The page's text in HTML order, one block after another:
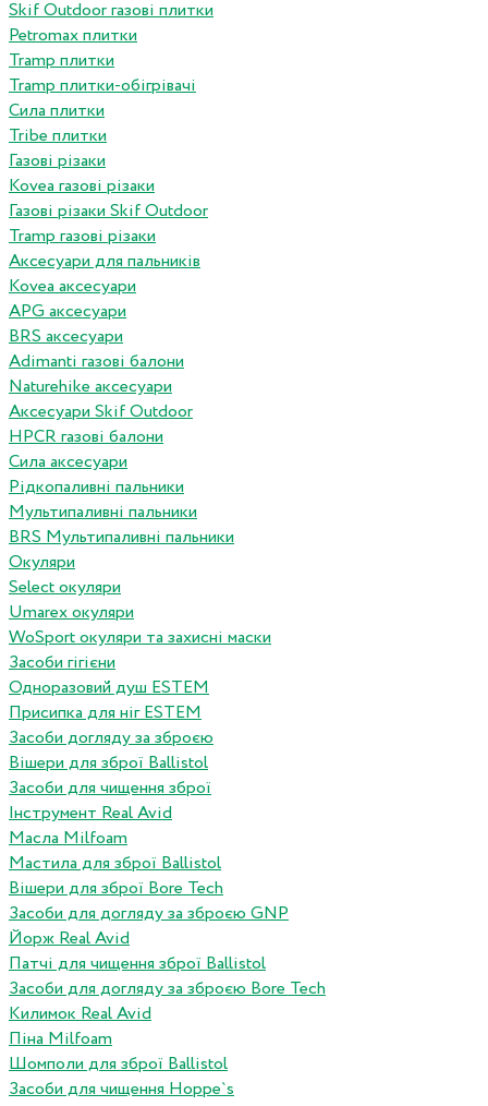
Skif Outdoor газові плитки
Petromax плитки
Tramp плитки
Tramp плитки-обігрівачі
Сила плитки
Tribe плитки
Газові різаки
Kovea газові різаки
Газові різаки Skif Outdoor
Tramp газові різаки
Аксесуари для пальників
Kovea аксесуари
APG аксесуари
BRS аксесуари
Adimanti газові балони
Naturehike аксесуари
Аксесуари Skif Outdoor
HPCR газові балони
Сила аксесуари
Рідкопаливні пальники
Мультипаливні пальники
BRS Мультипаливні пальники
Окуляри
Select окуляри
Umarex окуляри
WoSport окуляри та захисні маски
Засоби гігієни
Одноразовий душ ESTEM
Присипка для ніг ESTEM
Засоби догляду за зброєю
Вішери для зброї Ballistol
Засоби для чищення зброї
Інструмент Real Avid
Масла Milfoam
Мастила для зброї Ballistol
Вішери для зброї Bore Tech
Засоби для догляду за зброєю GNP
Йорж Real Avid
Патчі для чищення зброї Ballistol
Засоби для догляду за зброєю Bore Tech
Килимок Real Avid
Піна Milfoam
Шомполи для зброї Ballistol
Засоби для чищення Hoppe`s